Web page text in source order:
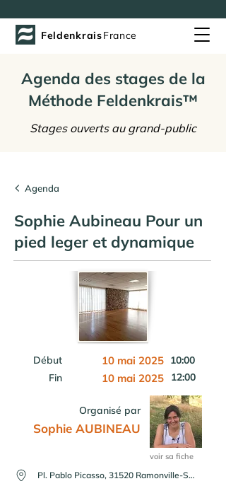
FeldenkraisFrance
Agenda des stages de la
Méthode Feldenkrais™
Stages ouverts au grand-public
Agenda
Sophie Aubineau Pour un
pied leger et dynamique
Début 10 mai 2025 10:00
Fin
10 mai 2025 12:00
Organisé par
Sophie AUBINEAU
voir sa fiche
Pl. Pablo Picasso, 31520 Ramonville-Saint-Agne, France